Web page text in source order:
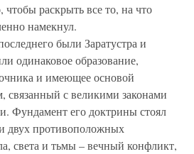
чтобы раскрыть все то, на что
намекнул.
были Заратустра и
одинаковое образование,
и имеющее основой
связанный с великими законами
Фундамент его доктрины стоял
двух противоположных
света и тьмы – вечный конфликт,